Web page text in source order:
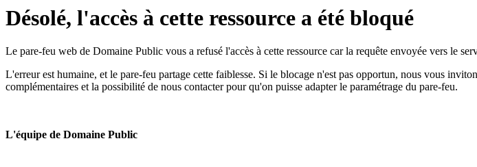
Désolé, l'accès à cette ressource a été bloqué
Le pare-feu web de Domaine Public vous a refusé l'accès à cette ressource car la requête envoyée vers le
L'erreur est humaine, et le pare-feu partage cette faiblesse. Si le blocage n'est pas opportun, nous vous
complémentaires et la possibilité de nous contacter pour qu'on puisse adapter le paramétrage du pare-feu.
L'équipe de Domaine Public